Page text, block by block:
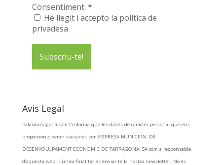
Consentiment: *
He llegit i accepto la política de
privadesa
Avis Legal
Palautarragona.com t’informa que les dades de caràcter personal que ens
proporcionis seran tractades per EMPRESA MUNICIPAL DE
DESENVOLUPAMENT ECONOMIC DE TARRAGONA, SA com a responsable
d’aquesta web. L’única finalitat és enviar-te la nostra newsletter. No es